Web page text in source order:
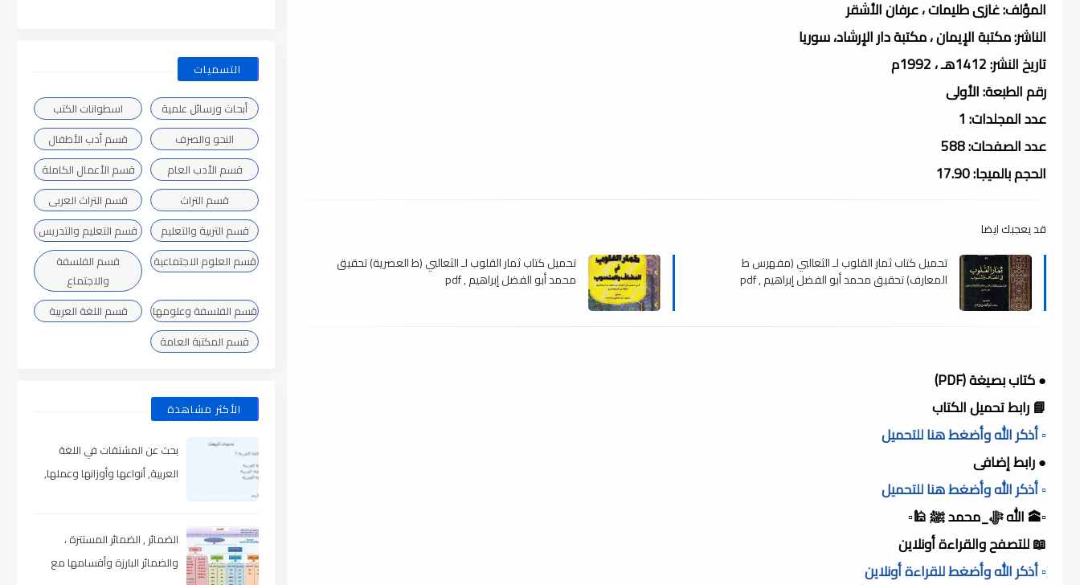
المؤلف: غازى طليمات ، عرفان الأشقر
الناشر: مكتبة الإيمان ، مكتبة دار الإرشاد، سوريا
تاريخ النشر: 1412هـ ، 1992م
رقم الطبعة: الأولى
عدد المجلدات: 1
عدد الصفحات: 588
الحجم بالميجا: 17.90
قد يعجبك ايضا
تحميل كتاب ثمار القلوب لـ الثعالبي (مفهرس ط
المعارف) تحقيق محمد أبو الفضل إبراهيم , pdf
تحميل كتاب ثمار القلوب لـ الثعالبي (ط العصرية) تحقيق
محمد أبو الفضل إبراهيم , pdf
● كتاب بصيغة (PDF)
📘 رابط تحميل الكتاب
▫️ أذكر الله وأضغط هنا للتحميل
● رابط إضافى
▫️ أذكر الله وأضغط هنا للتحميل
▫️🕋 الله ﷻ_محمد ﷺ 🕌▫️
📖 للتصفح والقراءة أونلاين
▫️ أذكر الله وأضغط للقراءة أونلاين
التسميات
أبحاث ورسائل علمية
اسطوانات الكتب
النحو والصرف
قسم أدب الأطفال
قسم الأدب العام
قسم الأعمال الكاملة
قسم التراث
قسم التراث العربى
قسم التربية والتعليم
قسم التعليم والتدريس
قسم العلوم الاجتماعية
قسم الفلسفة
والاجتماع
قسم الفلسفة وعلومها
قسم اللغة العربية
قسم المكتبة العامة
الأكثر مشاهدة
بحث عن المشتقات في اللغة
العربية, أنواعها وأوزانها وعملها,
الضمائر , الضمائر المستترة ،
والضمائر البارزة وأقسامها مع